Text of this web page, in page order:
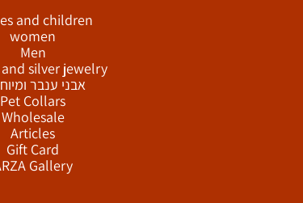
and children
women
Men
silver jewelry
אבני ענבר
Pet Collars
Wholesale
Articles
Gift Card
Gallery